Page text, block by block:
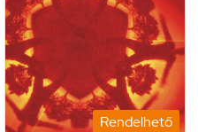
Rendelhető